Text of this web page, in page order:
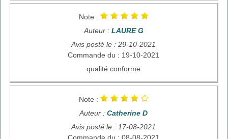
Note :
Auteur : LAURE G
Avis posté le : 29-10-2021
Commande du : 19-10-2021
qualité conforme
Note :
Auteur : Catherine D
Avis posté le : 17-08-2021
Commande du : 08-08-2021